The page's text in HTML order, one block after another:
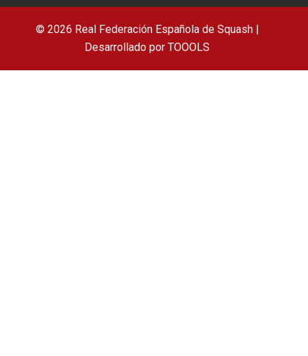
© 2026 Real Federación Española de Squash |
Desarrollado por TOOOLS